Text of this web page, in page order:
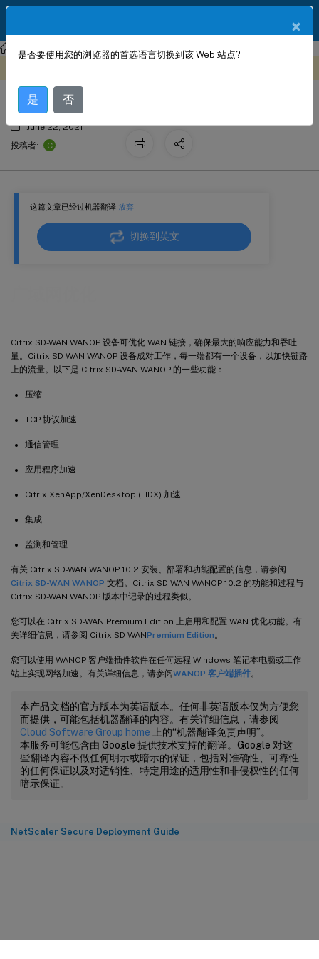
Citrix SD-WAN Citrix SD-WAN 11.2
这篇文章已经过机器翻译.放弃
切换到英文
Citrix SD-WAN WANOP 设备可优化 WAN 链接，确保最大的响应能力和吞吐
量。Citrix SD-WAN WANOP 设备成对工作，每一端都有一个设备，以加快链路
上的流量。以下是 Citrix SD-WAN WANOP 的一些功能：
压缩
TCP 协议加速
通信管理
应用程序加速
Citrix XenApp/XenDesktop (HDX) 加速
集成
监测和管理
有关 Citrix SD-WAN WANOP 10.2 安装、部署和功能配置的信息，请参阅
Citrix SD-WAN WANOP 文档。Citrix SD-WAN WANOP 10.2 的功能和过程与
Citrix SD-WAN WANOP 版本中记录的过程类似。
您可以在 Citrix SD-WAN Premium Edition 上启用和配置 WAN 优化功能。有
关详细信息，请参阅 Citrix SD-WANPremium Edition 。
您可以使用 WANOP 客户端插件软件在任何远程 Windows 笔记本电脑或工作
站上实现网络加速。有关详细信息，请参阅WANOP 客户端插件。
本产品文档的官方版本为英语版本。任何非英语版本仅为方便您
而提供，可能包括机器翻译的内容。有关详细信息，请参阅
Cloud Software Group home 上的“机器翻译免责声明”。
本服务可能包含由 Google 提供技术支持的翻译。Google 对这
些翻译内容不做任何明示或暗示的保证，包括对准确性、可靠性
的任何保证以及对适销性、特定用途的适用性和非侵权性的任何
暗示保证。
NetScaler Secure Deployment Guide
广域网优化
June 22, 2021
投稿者:
C
×
是否要使用您的浏览器的首选语言切换到该 Web 站点?
是 否